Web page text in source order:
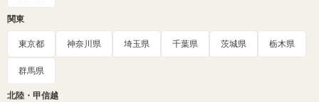
関東
東京都 神奈川県 埼玉県 千葉県 茨城県 栃木県
群馬県
北陸・甲信越